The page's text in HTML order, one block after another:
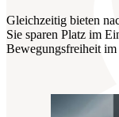
Gleichzeitig bieten
Sie sparen Platz im
Bewegungsfreiheit im